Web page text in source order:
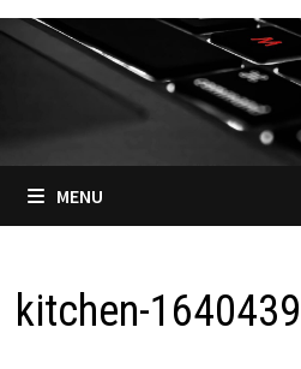
MENU
kitchen-